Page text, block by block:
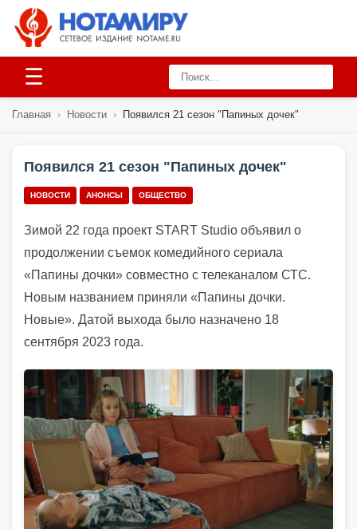
☰
Главная › Новости › Появился 21 сезон "Папиных дочек"
Появился 21 сезон "Папиных дочек"
НОВОСТИ АНОНСЫ ОБЩЕСТВО
Зимой 22 года проект START Studio объявил о
продолжении съемок комедийного сериала
«Папины дочки» совместно с телеканалом СТС.
Новым названием приняли «Папины дочки.
Новые». Датой выхода было назначено 18
сентября 2023 года.